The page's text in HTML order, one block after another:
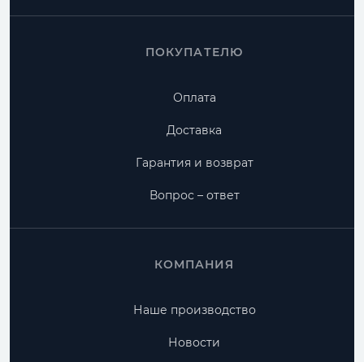
ПОКУПАТЕЛЮ
Оплата
Доставка
Гарантия и возврат
Вопрос – ответ
КОМПАНИЯ
Наше производство
Новости